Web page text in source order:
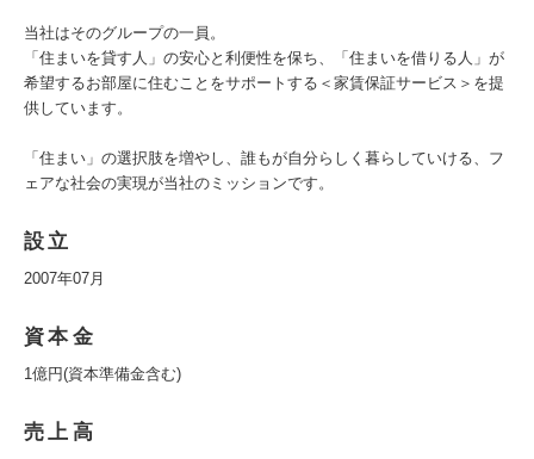
当社はそのグループの一員。
「住まいを貸す人」の安心と利便性を保ち、「住まいを借りる人」が
希望するお部屋に住むことをサポートする＜家賃保証サービス＞を提
供しています。
「住まい」の選択肢を増やし、誰もが自分らしく暮らしていける、フ
ェアな社会の実現が当社のミッションです。
設立
2007年07月
資本金
1億円(資本準備金含む)
売上高